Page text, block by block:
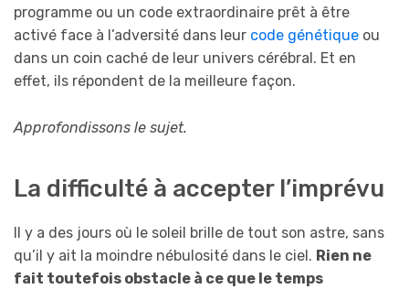
programme ou un code extraordinaire prêt à être
activé face à l’adversité dans leur code génétique ou
dans un coin caché de leur univers cérébral. Et en
effet, ils répondent de la meilleure façon.
Approfondissons le sujet.
La difficulté à accepter l’imprévu
Il y a des jours où le soleil brille de tout son astre, sans
qu’il y ait la moindre nébulosité dans le ciel. Rien ne
fait toutefois obstacle à ce que le temps